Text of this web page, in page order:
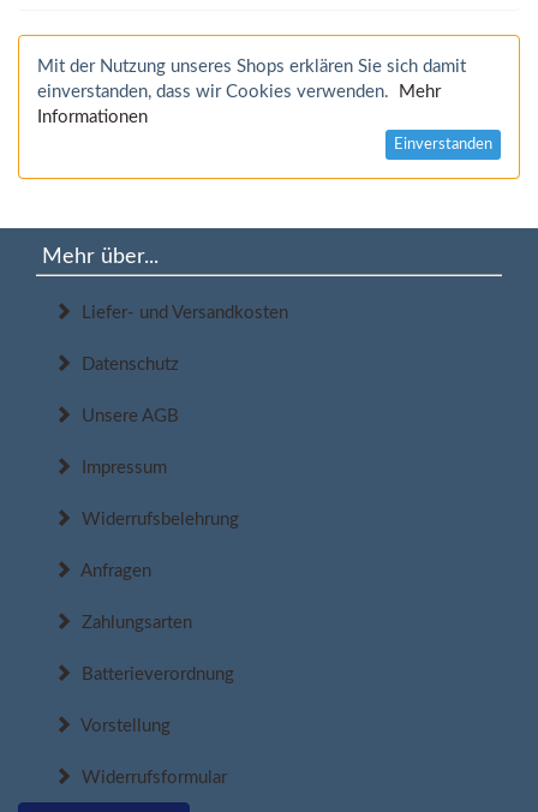
Mit der Nutzung unseres Shops erklären Sie sich damit
einverstanden, dass wir Cookies verwenden.
Mehr
Informationen
Einverstanden
Mehr über...
Liefer- und Versandkosten
Datenschutz
Unsere AGB
Impressum
Widerrufsbelehrung
Anfragen
Zahlungsarten
Batterieverordnung
Vorstellung
Widerrufsformular